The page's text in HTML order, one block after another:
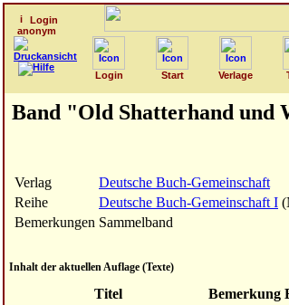
Login
anonym
Login Start Verlage
Band "Old Shatterhand und
Verlag
Deutsche Buch-Gemeinschaft
Reihe
Deutsche Buch-Gemeinschaft I
Bemerkungen Sammelband
Inhalt der aktuellen Auflage (Texte)
Titel Bemerkung